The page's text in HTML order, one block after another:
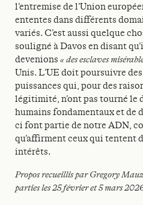
l’entremise de l’Union
ententes dans différents
variés. C’est aussi quelque
souligné à Davos en disant
devenions « des esclaves
Unis. L’UE doit poursuivre
puissances qui, pour des
légitimité, n’ont pas tourné le
humains fondamentaux et
ci font partie de notre ADN,
qu’affirment ceux qui tentent
intérêts.
Propos recueillis par Gregory
parties les 25 février et 5 mars